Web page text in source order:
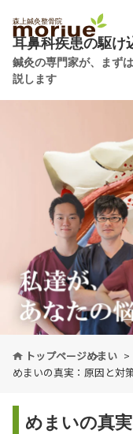
耳鼻科疾患の駆け
鍼灸の専門家が、まず
説します
トップページめまい
めまいの真実：原因と対
めまいの真